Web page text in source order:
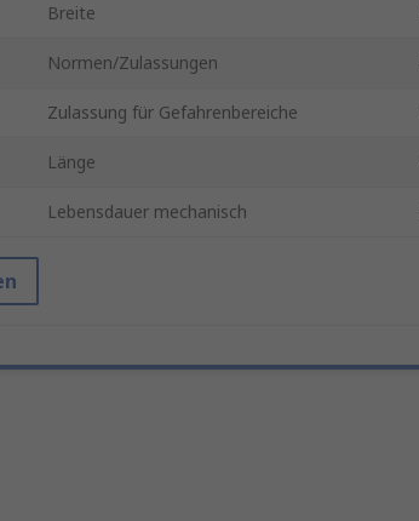
Breite
Normen/Zulassungen
Zulassung für Gefahrenbereiche
Länge
Lebensdauer mechanisch